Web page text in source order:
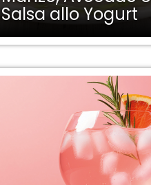
Salsa allo Yogurt